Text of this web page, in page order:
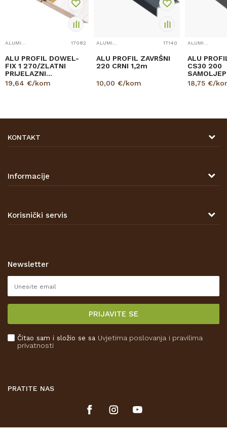
17082
ALU PROFIL DOWEL-
FIX 1 270/ZLATNI
PRIJELAZNI
ZAOBLJENI 30mm
19,64 €/kom
17140
ALU PROFIL ZAVRŠNI
220 CRNI 1,2m
10,00 €/kom
ALU
CS30 200
CRNI 1,86m
18,75 €/
KONTAKT
47000 Karlovac
Informacije
Prodajna mjesta
Korisnički servis
Korištenje kolačića
Reklamacije
Isporuka
Kako kupiti
Newsletter
PRIJAVITE SE
Čitao sam i složio se sa Uvjetima poslovanja i pravilima
privatnosti
PRATITE NAS